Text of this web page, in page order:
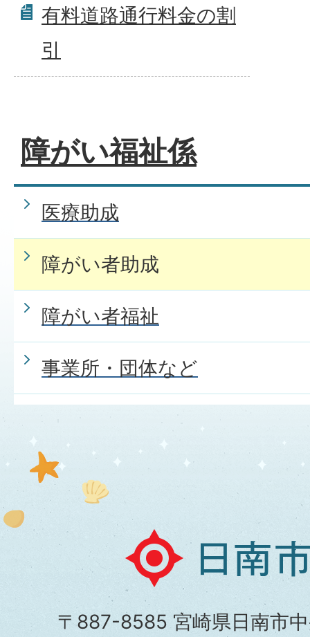
有料道路通行料金の割
引
障がい福祉係
医療助成
障がい者助成
障がい者福祉
事業所・団体など
日
南
市
〒887-8585 宮崎県日南市